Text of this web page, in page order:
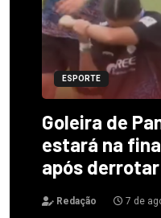
ESPORTE
Goleira de
estará na
após derrotar
Redação 7 de